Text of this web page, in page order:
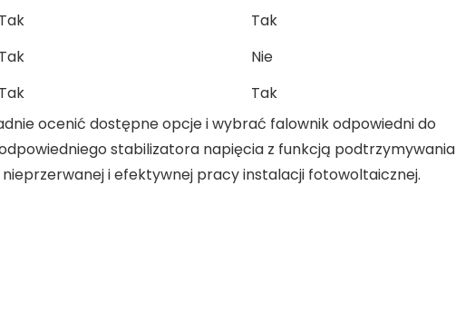
Tak
Tak
Tak
Nie
Tak
Tak
ocenić dostępne opcje i wybrać falownikodpowiedni do
stabilizatora napięcia z funkcją podtrzymywania
i efektywnej pracyinstalacji fotowoltaicznej.